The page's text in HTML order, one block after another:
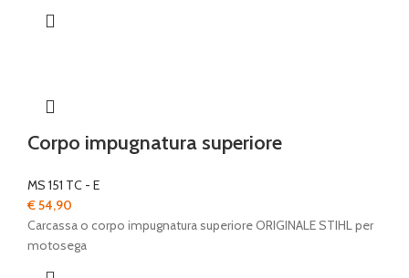
Corpo impugnatura superiore
MS 151 TC - E
€54,90
Carcassa o corpo impugnatura superiore ORIGINALE STIHL per
motosega